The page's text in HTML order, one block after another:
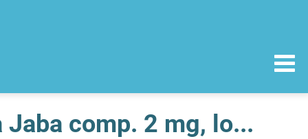
Recolha do mercado do medicamento Glimepirida Jaba comp. 2 mg, lote 25805 - val. 11/2008 e Glimepirida Jaba comp. 4 mg lote 26505 - val. 12/2008